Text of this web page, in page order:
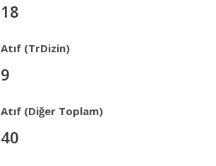
18
Atıf (TrDizin)
9
Atıf (Diğer Toplam)
40